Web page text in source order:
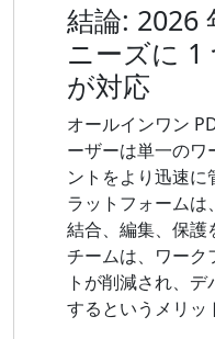
結論: 2026
ニーズに 1
が対応
オールインワン
ーザーは単一のワ
ントをより迅速
ラットフォームは
結合、編集、保護
チームは、ワーク
トが削減され、
するというメリッ